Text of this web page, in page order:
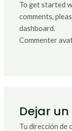
To get started
comments,
dashboard.
Commenter
Dejar
Tu dirección de